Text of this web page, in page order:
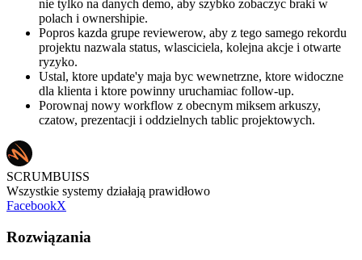
SCRUMBUISS
Wszystkie systemy działają prawidłowo
FacebookX
Rozwiązania
nie tylko na danych demo, aby szybko zobaczyc braki w
polach i ownershipie.
Popros kazda grupe reviewerow, aby z tego samego rekordu
projektu nazwala status, wlasciciela, kolejna akcje i otwarte
ryzyko.
Ustal, ktore update'y maja byc wewnetrzne, ktore widoczne
dla klienta i ktore powinny uruchamiac follow-up.
Porownaj nowy workflow z obecnym miksem arkuszy,
czatow, prezentacji i oddzielnych tablic projektowych.